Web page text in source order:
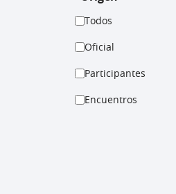
Todos
Oficial
Participantes
Encuentros